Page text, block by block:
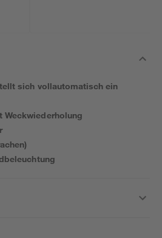
sich vollautomatisch ein
Weckwiederholung